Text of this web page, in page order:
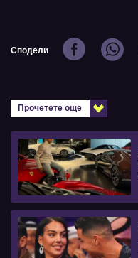
Сподели
Прочетете още